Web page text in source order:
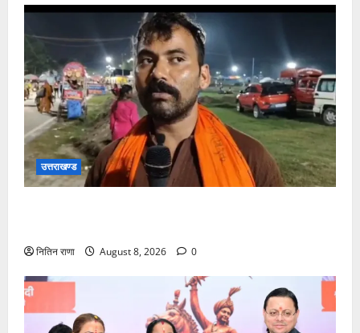
उत्तराखण्ड
नितिन राणा August 8, 2026 0